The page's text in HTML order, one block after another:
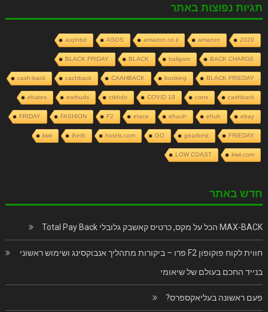
תגיות נפוצות באתר
2020
amazon
amazon.co.il
ASOS
auphbd
BACK CHARGE
baligam
BLACK
BLACK FRIDAY
BLACK FRIEDAY
booking
CAAHBACK
cachback
cash-back
cashback
cons
COVID 19
ctkhdo
earbuds
ebates
ebay
ehuh
ehuuh
etace
F2
FASHION
FRIDAY
FRIEDAY
gearbest
GO
hotels.com
iherb
kiwi
kiwi.com
LOW COAST
חדש באתר
MAX-BACK הכל על מקס, כרטיס קאשבק גלובלי Total Pay Back
חווית לקוח פוקופון F2 פרו – ביקורות מתהליך אנבוקסינג ושימוש ראשוני
בנייד החכם בעולם של שיאומי
פעם ראשונה בעליאקספרס?